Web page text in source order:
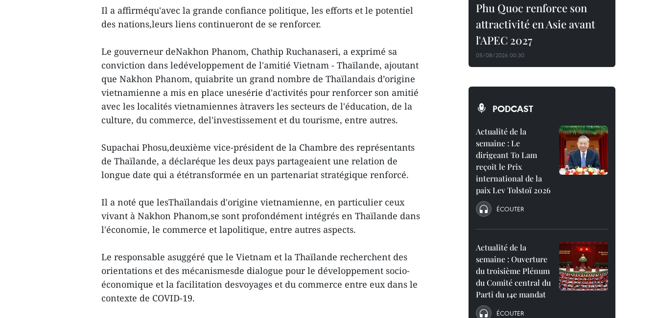
Il a affirméqu'avec la grande confiance politique, les efforts et le potentiel
des nations,leurs liens continueront de se renforcer.
Le gouverneur deNakhon Phanom, Chathip Ruchanaseri, a exprimé sa
conviction dans ledéveloppement de l'amitié Vietnam - Thaïlande, ajoutant
que Nakhon Phanom, quiabrite un grand nombre de Thaïlandais d’origine
vietnamienne a mis en place unesérie d'activités pour renforcer son amitié
avec les localités vietnamiennes àtravers les secteurs de l'éducation, de la
culture, du commerce, del'investissement et du tourisme, entre autres.
Supachai Phosu,deuxième vice-président de la Chambre des représentants
de Thaïlande, a déclaréque les deux pays partageaient une relation de
longue date qui a ététransformée en un partenariat stratégique renforcé.
Il a noté que lesThaïlandais d'origine vietnamienne, en particulier ceux
vivant à Nakhon Phanom,se sont profondément intégrés en Thaïlande dans
l'économie, le commerce et lapolitique, entre autres aspects.
Le responsable asuggéré que le Vietnam et la Thaïlande recherchent des
orientations et des mécanismesde dialogue pour le développement socio-
économique et la facilitation desvoyages et du commerce entre eux dans le
contexte de COVID-19.
Phu Quoc renforce son
attractivité en Asie avant
l'APEC 2027
05/08/2026 00:30
PODCAST
Actualité de la
semaine : Le
dirigeant To Lam
reçoit le Prix
international de la
paix Lev Tolstoï 2026
ÉCOUTER
Actualité de la
semaine : Ouverture
du troisième Plénum
du Comité central du
Parti du 14e mandat
ÉCOUTER